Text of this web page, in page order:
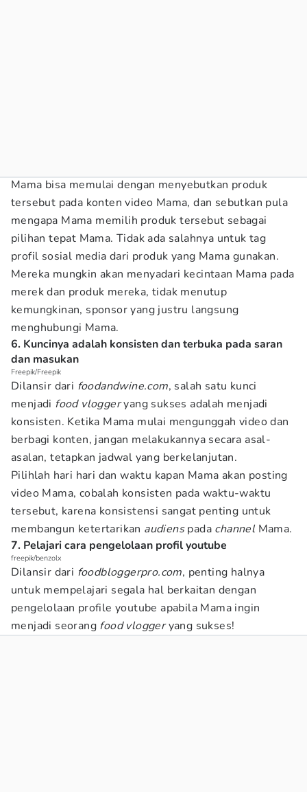
Mama bisa memulai dengan menyebutkan produk
tersebut pada konten video Mama, dan sebutkan pula
mengapa Mama memilih produk tersebut sebagai
pilihan tepat Mama. Tidak ada salahnya untuk tag
profil sosial media dari produk yang Mama gunakan.
Mereka mungkin akan menyadari kecintaan Mama pada
merek dan produk mereka, tidak menutup
kemungkinan, sponsor yang justru langsung
menghubungi Mama.
6. Kuncinya adalah konsisten dan terbuka pada saran
dan masukan
Freepik/Freepik
Dilansir dari foodandwine.com, salah satu kunci
menjadi food vloggeryang sukses adalah menjadi
konsisten. Ketika Mama mulai mengunggah video dan
berbagi konten, jangan melakukannya secara asal-
asalan, tetapkan jadwal yang berkelanjutan.
Pilihlah hari hari dan waktu kapan Mama akan posting
video Mama, cobalah konsisten pada waktu-waktu
tersebut, karena konsistensi sangat penting untuk
membangun ketertarikan audienspada channel Mama.
7. Pelajari cara pengelolaan profil youtube
freepik/benzolx
Dilansir dari foodbloggerpro.com, penting halnya
untuk mempelajari segala hal berkaitan dengan
pengelolaan profile youtube apabila Mama ingin
menjadi seorang food vloggeryang sukses!